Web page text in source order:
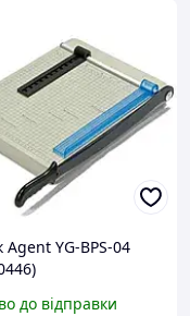
Agent YG-BPS-04
до відправки